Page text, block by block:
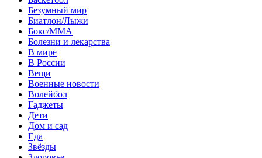
Безумный мир
Биатлон/Лыжи
Бокс/MMA
Болезни и лекарства
В мире
В России
Вещи
Военные новости
Волейбол
Гаджеты
Дети
Дом и сад
Еда
Звёзды